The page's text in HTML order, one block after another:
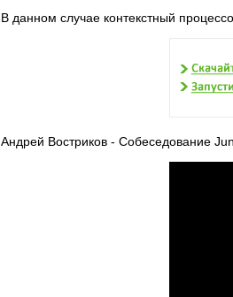
В данном случае контекстный
Андрей Востриков - Собеседование